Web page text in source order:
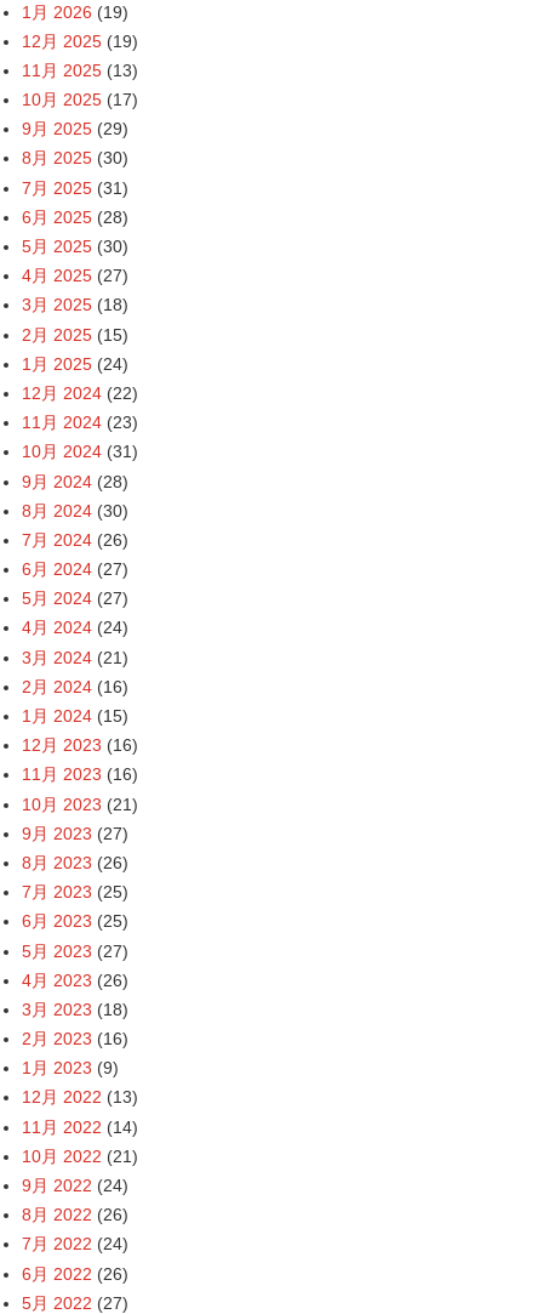
1月 2026 (19)
12月 2025 (19)
11月 2025 (13)
10月 2025 (17)
9月 2025 (29)
8月 2025 (30)
7月 2025 (31)
6月 2025 (28)
5月 2025 (30)
4月 2025 (27)
3月 2025 (18)
2月 2025 (15)
1月 2025 (24)
12月 2024 (22)
11月 2024 (23)
10月 2024 (31)
9月 2024 (28)
8月 2024 (30)
7月 2024 (26)
6月 2024 (27)
5月 2024 (27)
4月 2024 (24)
3月 2024 (21)
2月 2024 (16)
1月 2024 (15)
12月 2023 (16)
11月 2023 (16)
10月 2023 (21)
9月 2023 (27)
8月 2023 (26)
7月 2023 (25)
6月 2023 (25)
5月 2023 (27)
4月 2023 (26)
3月 2023 (18)
2月 2023 (16)
1月 2023 (9)
12月 2022 (13)
11月 2022 (14)
10月 2022 (21)
9月 2022 (24)
8月 2022 (26)
7月 2022 (24)
6月 2022 (26)
5月 2022 (27)